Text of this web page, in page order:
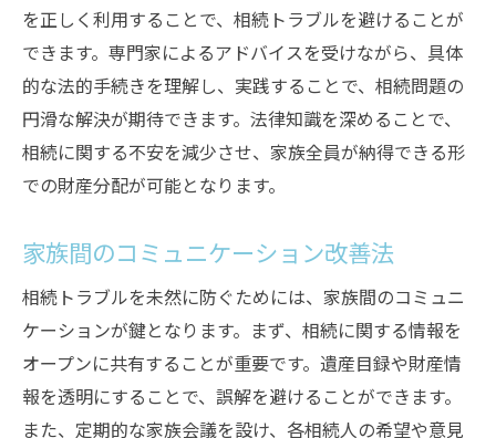
を正しく利用することで、相続トラブルを避けることが
できます。専門家によるアドバイスを受けながら、具体
的な法的手続きを理解し、実践することで、相続問題の
円滑な解決が期待できます。法律知識を深めることで、
相続に関する不安を減少させ、家族全員が納得できる形
での財産分配が可能となります。
家族間のコミュニケーション改善法
相続トラブルを未然に防ぐためには、家族間のコミュニ
ケーションが鍵となります。まず、相続に関する情報を
オープンに共有することが重要です。遺産目録や財産情
報を透明にすることで、誤解を避けることができます。
また、定期的な家族会議を設け、各相続人の希望や意見